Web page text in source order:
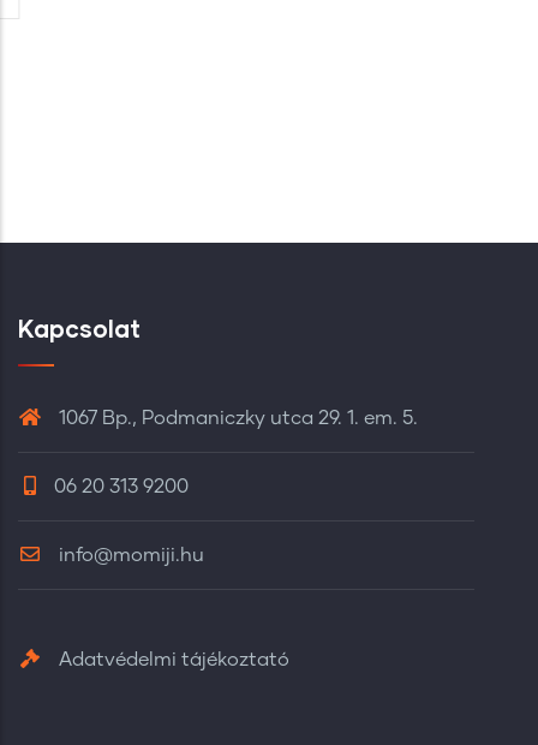
Kapcsolat
1067 Bp., Podmaniczky utca 29. 1. em. 5.
06 20 313 9200
info@momiji.hu
Adatvédelmi tájékoztató